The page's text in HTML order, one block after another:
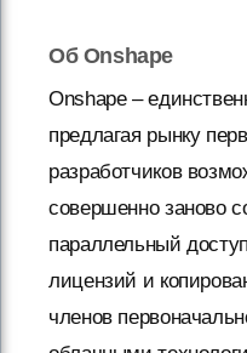
Об Onshape
Onshape –
предлагая рынку
разработчиков
совершенно заново
параллельный
лицензий и
членов